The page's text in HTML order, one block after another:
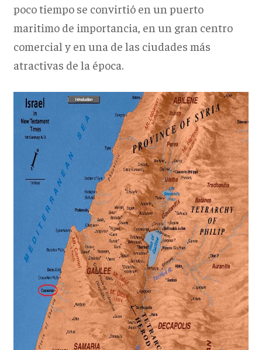
poco tiempo se convirtió en un puerto
maritimo de importancia, en un gran centro
comercial y en una de las ciudades más
atractivas de la época.